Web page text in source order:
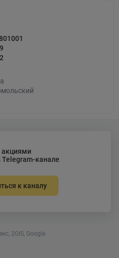
канале
к каналу
2GIS, Google